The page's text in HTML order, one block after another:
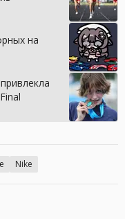
на
Nike